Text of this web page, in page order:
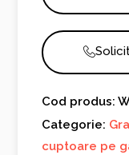
Cod produs:
Categorie:
cuptoare pe